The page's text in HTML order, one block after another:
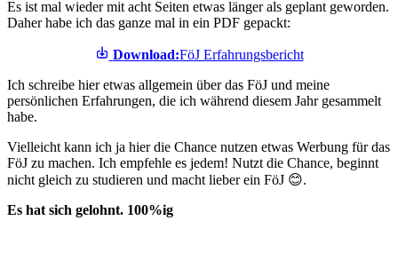
Es ist mal wieder mit acht Seiten etwas länger als geplant geworden.
Daher habe ich das ganze mal in ein PDF gepackt:
Download:FöJ Erfahrungsbericht
Ich schreibe hier etwas allgemein über das FöJ und meine
persönlichen Erfahrungen, die ich während diesem Jahr gesammelt
habe.
Vielleicht kann ich ja hier die Chance nutzen etwas Werbung für das
FöJ zu machen. Ich empfehle es jedem! Nutzt die Chance, beginnt
nicht gleich zu studieren und macht lieber ein FöJ 😊.
Es hat sich gelohnt. 100%ig